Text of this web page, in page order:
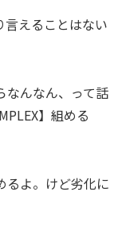
えることはない
なんなん、って話
】組める
るよ。けど劣化に